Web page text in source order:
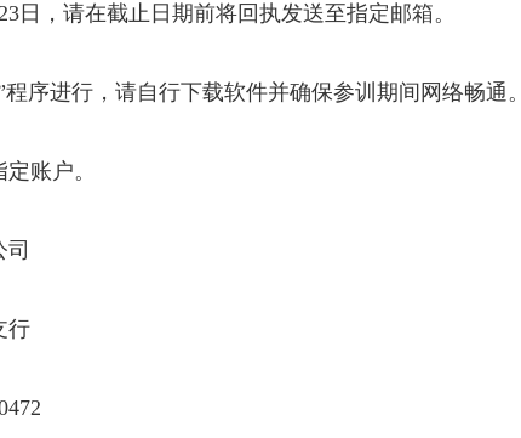
日，请在截止日期前将回执发送至指定邮箱。
程序进行，请自行下载软件并确保参训期间网络畅通。
账户。
行